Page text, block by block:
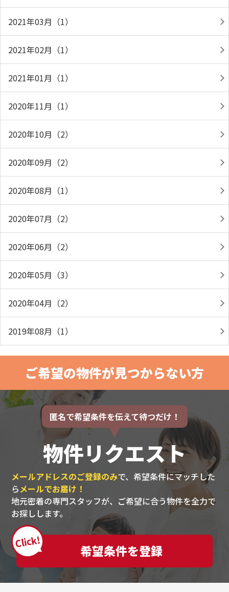
2021年03月（1）
2021年02月（1）
2021年01月（1）
2020年11月（1）
2020年10月（2）
2020年09月（2）
2020年08月（1）
2020年07月（2）
2020年06月（2）
2020年05月（3）
2020年04月（2）
2019年08月（1）
ご希望の物件が見つからない方
匿名で希望条件を伝えて待つだけ！
物件リクエスト
メールアドレスのご登録のみで、希望条件にマッチした
らメールでお届け！
地元密着の専門スタッフが、ご希望に合う物件を全力で
お探しします。
Click!
希望条件を登録